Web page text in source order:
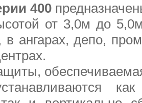
400
от 3,0м до
в ангарах, депо,